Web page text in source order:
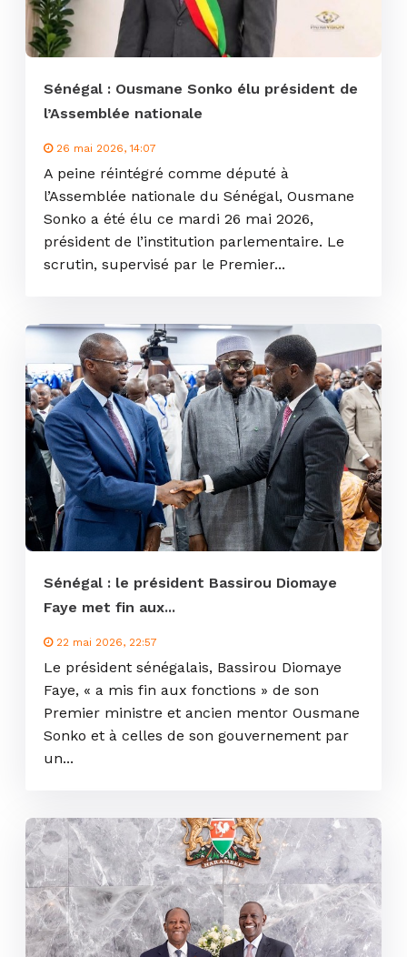
Sénégal : Ousmane Sonko élu président de
l’Assemblée nationale
26 mai 2026, 14:07
A peine réintégré comme député à
l’Assemblée nationale du Sénégal, Ousmane
Sonko a été élu ce mardi 26 mai 2026,
président de l’institution parlementaire. Le
scrutin, supervisé par le Premier...
Sénégal : le président Bassirou Diomaye
Faye met fin aux...
22 mai 2026, 22:57
Le président sénégalais, Bassirou Diomaye
Faye, « a mis fin aux fonctions » de son
Premier ministre et ancien mentor Ousmane
Sonko et à celles de son gouvernement par
un...